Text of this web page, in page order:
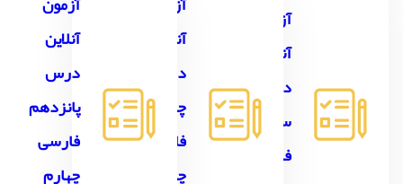
آزمون
آنلاین
درس
سیزدهم
فارسی
آنلاین
درس
چهاردهم
فارسی
چهارم
آنلاین
درس
پانزدهم
فارسی
چهارم